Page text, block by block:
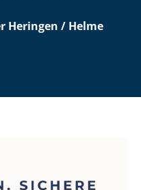
Heringen / Helme